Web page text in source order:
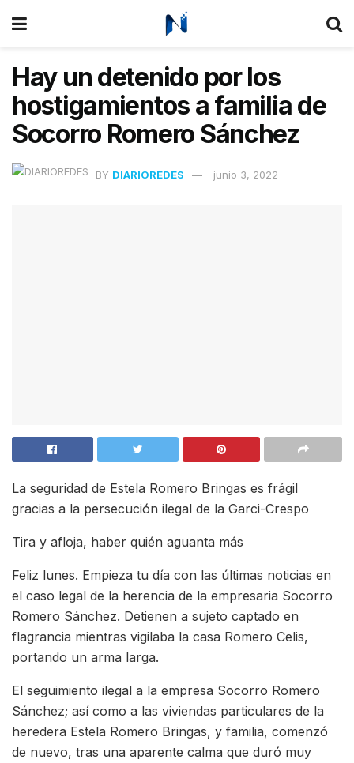
Hay un detenido por los
hostigamientos a familia de
Socorro Romero Sánchez
BY DIARIOREDES junio 3, 2022
La seguridad de Estela Romero Bringas es frágil
gracias a la persecución ilegal de la Garci-Crespo
Tira y afloja, haber quién aguanta más
Feliz lunes. Empieza tu día con las últimas noticias en
el caso legal de la herencia de la empresaria Socorro
Romero Sánchez. Detienen a sujeto captado en
flagrancia mientras vigilaba la casa Romero Celis,
portando un arma larga.
El seguimiento ilegal a la empresa Socorro Romero
Sánchez; así como a las viviendas particulares de la
heredera Estela Romero Bringas, y familia, comenzó
de nuevo, tras una aparente calma que duró muy